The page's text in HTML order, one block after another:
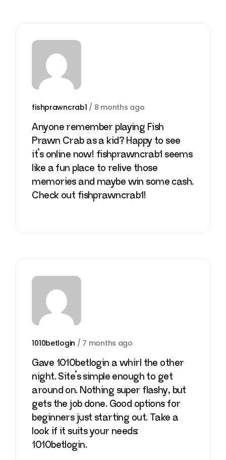
fishprawncrab1 / 8 months ago
Anyone remember playing Fish
Prawn Crab as a kid? Happy to see
it’s online now! fishprawncrab1 seems
like a fun place to relive those
memories and maybe win some cash.
Check out fishprawncrab1!
1010betlogin / 7 months ago
Gave 1010betlogin a whirl the other
night. Site’s simple enough to get
around on. Nothing super flashy, but
gets the job done. Good options for
beginners just starting out. Take a
look if it suits your needs:
1010betlogin.